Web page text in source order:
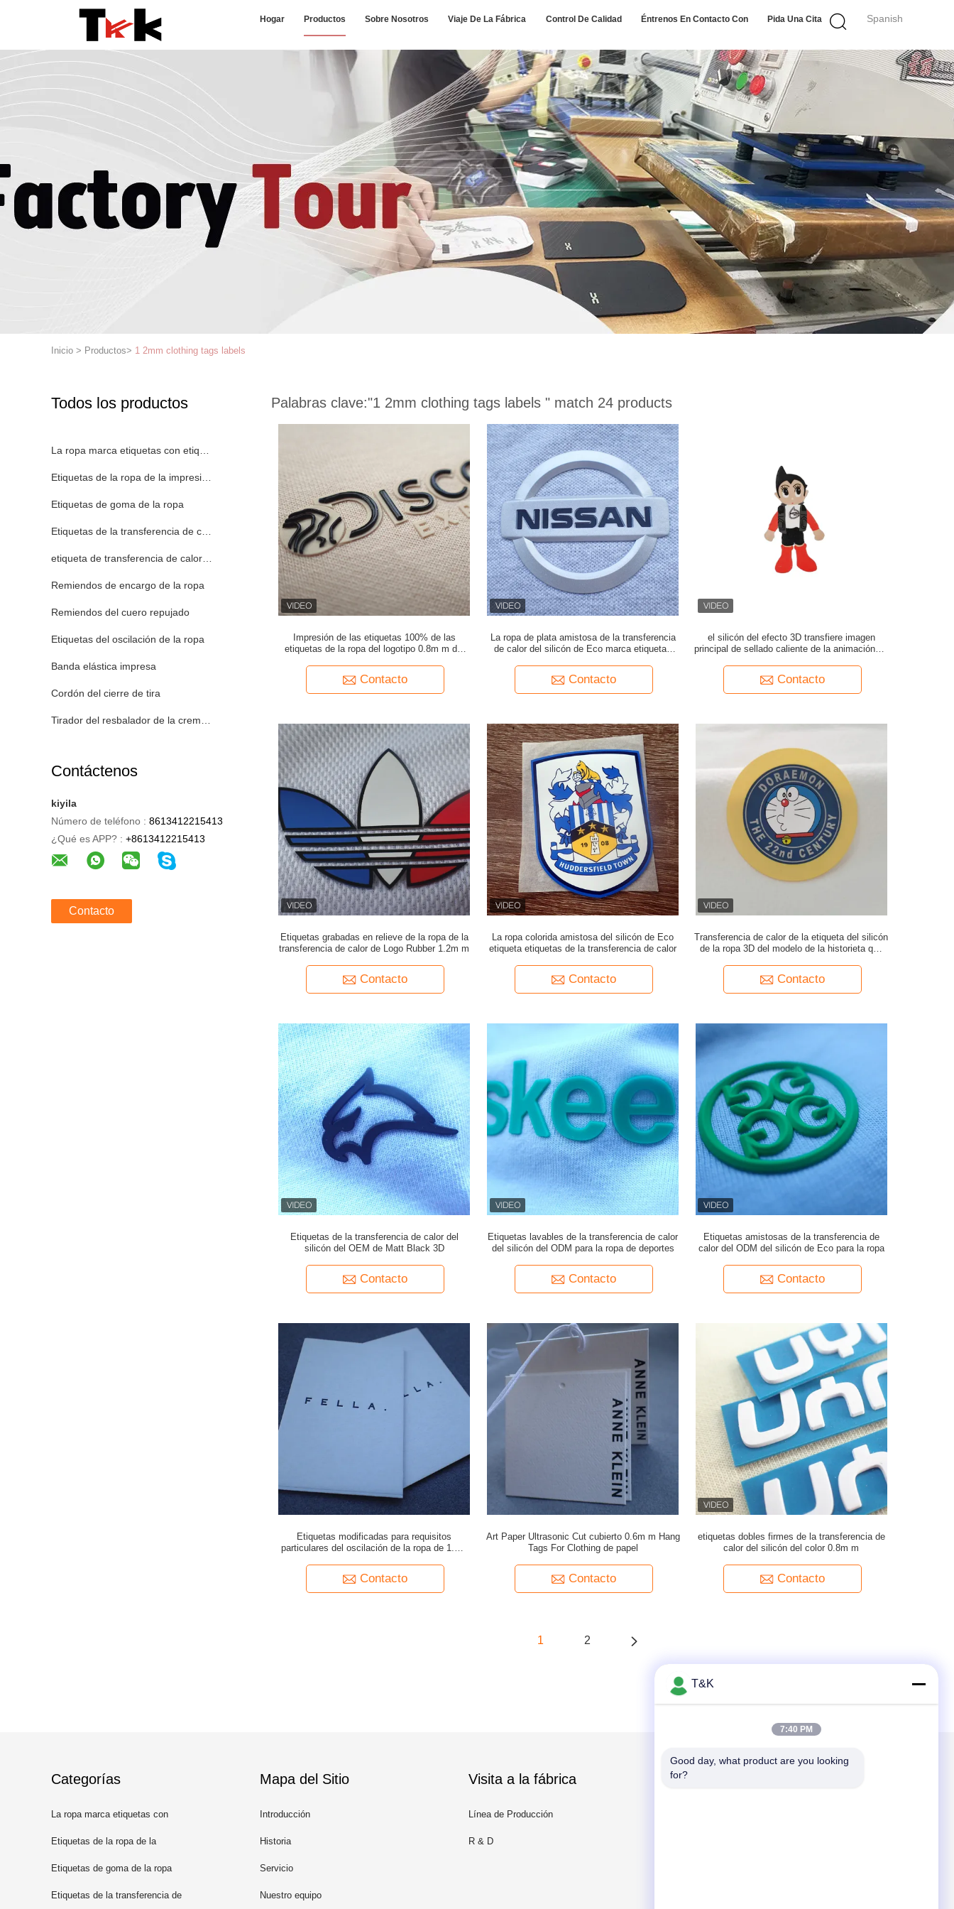
Spanish
Hogar Productos Sobre Nosotros Viaje De La Fábrica Control De Calidad Éntrenos En Contacto Con Pida Una Cita
Inicio > Productos> 1 2mm clothing tags labels
Todos los productos
La ropa marca etiquetas con etiqueta
Etiquetas de la ropa de la impresión de la pantalla
Etiquetas de goma de la ropa
Etiquetas de la transferencia de calor del silicón
etiqueta de transferencia de calor tpu
Remiendos de encargo de la ropa
Remiendos del cuero repujado
Etiquetas del oscilación de la ropa
Banda elástica impresa
Cordón del cierre de tira
Tirador del resbalador de la cremallera
Contáctenos
kiyila
Número de teléfono : 8613412215413
¿Qué es APP? : +8613412215413
Contacto
Palabras clave:"1 2mm clothing tags labels " match 24 products
Impresión de las etiquetas 100% de las
etiquetas de la ropa del logotipo 0.8m m del
Contacto
La ropa de plata amistosa de la transferencia
de calor del silicón de Eco marca etiquetas
Contacto
el silicón del efecto 3D transfiere imagen
principal de sellado caliente de la animación de
Contacto
Etiquetas grabadas en relieve de la ropa de la
transferencia de calor de Logo Rubber 1.2m m
Contacto
La ropa colorida amistosa del silicón de Eco
etiqueta etiquetas de la transferencia de calor
Contacto
Transferencia de calor de la etiqueta del silicón
de la ropa 3D del modelo de la historieta que
Contacto
Etiquetas de la transferencia de calor del
silicón del OEM de Matt Black 3D
Contacto
Etiquetas lavables de la transferencia de calor
del silicón del ODM para la ropa de deportes
Contacto
Etiquetas amistosas de la transferencia de
calor del ODM del silicón de Eco para la ropa
Contacto
Etiquetas modificadas para requisitos
particulares del oscilación de la ropa de 1.2m
Contacto
Art Paper Ultrasonic Cut cubierto 0.6m m Hang
Tags For Clothing de papel
Contacto
etiquetas dobles firmes de la transferencia de
calor del silicón del color 0.8m m
Contacto
1 2
Categorías
La ropa marca etiquetas con
etiqueta
Etiquetas de la ropa de la
impresión de la pantalla
Etiquetas de goma de la ropa
Etiquetas de la transferencia de
Mapa del Sitio
Introducción
Historia
Servicio
Nuestro equipo
Visita a la fábrica
Línea de Producción
R & D
Envíenos un correo
T&K
7:40 PM
Good day, what product are you looking
for?